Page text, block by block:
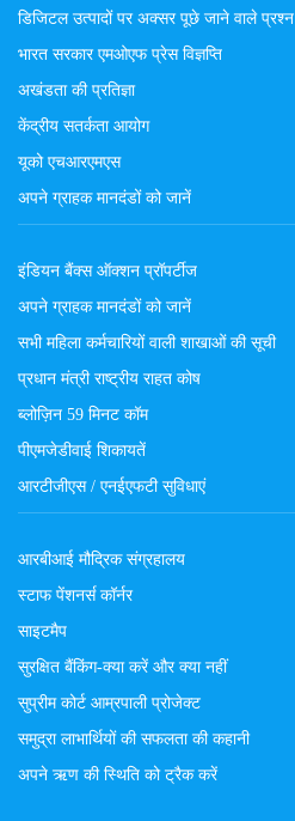
डिजिटल उत्पादों पर अक्सर पूछे जाने वाले प्रश्न
भारत सरकार एमओएफ प्रेस विज्ञप्ति
अखंडता की प्रतिज्ञा
केंद्रीय सतर्कता आयोग
यूको एचआरएमएस
अपने ग्राहक मानदंडों को जानें
इंडियन बैंक्स ऑक्शन प्रॉपर्टीज
अपने ग्राहक मानदंडों को जानें
सभी महिला कर्मचारियों वाली शाखाओं की सूची
प्रधान मंत्री राष्ट्रीय राहत कोष
ब्लोज़िन 59 मिनट कॉम
पीएमजेडीवाई शिकायतें
आरटीजीएस / एनईएफटी सुविधाएं
आरबीआई मौद्रिक संग्रहालय
स्टाफ पेंशनर्स कॉर्नर
साइटमैप
सुरक्षित बैंकिंग-क्या करें और क्या नहीं
सुप्रीम कोर्ट आम्रपाली प्रोजेक्ट
समुद्रा लाभार्थियों की सफलता की कहानी
अपने ऋण की स्थिति को ट्रैक करें